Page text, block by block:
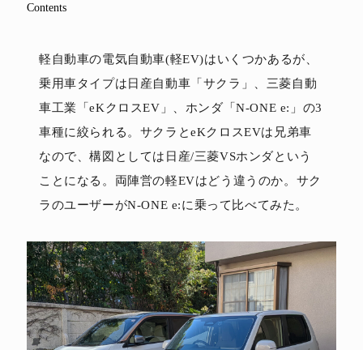
Contents
軽自動車の電気自動車(軽EV)はいくつかあるが、
乗用車タイプは日産自動車「サクラ」、三菱自動
車工業「eKクロスEV」、ホンダ「N-ONE e:」の3
車種に絞られる。サクラとeKクロスEVは兄弟車
なので、構図としては日産/三菱VSホンダという
ことになる。両陣営の軽EVはどう違うのか。サク
ラのユーザーがN-ONE e:に乗って比べてみた。